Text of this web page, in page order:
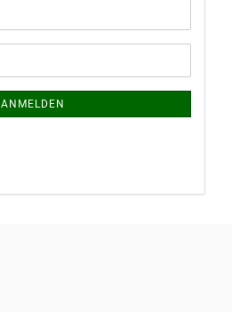
ANMELDEN